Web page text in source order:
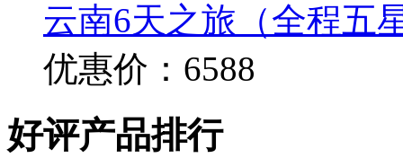
云南6天之旅（全程五
优惠价：6588
好评产品排行